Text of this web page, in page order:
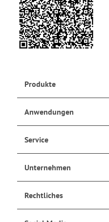
Produkte
Anwendungen
Service
Unternehmen
Rechtliches